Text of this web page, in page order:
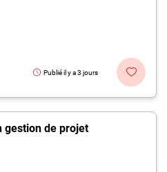
Publié il y a 3 jours
gestion de projet